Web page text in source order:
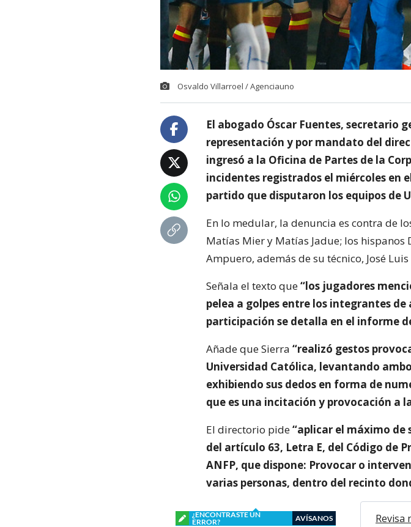
Osvaldo Villarroel / Agenciauno
El abogado Óscar Fuentes, secretario
representación y por mandato del
ingresó a la Oficina de Partes de la
incidentes registrados el miércoles en
partido que disputaron los equipos de
En lo medular, la denuncia es contra de
Matías Mier y Matías Jadue; los hispanos
Ampuero, además de su técnico, José Luis
Señala el texto que“los jugadores
pelea a golpes entre los integrantes
participación se detalla en el informe
Añade que Sierra “realizó gestos
Universidad Católica, levantando
exhibiendo sus dedos en forma de
que es una incitación y provocación a
El directorio pide“aplicar el máximo de
del artículo 63, Letra E, del Código de
ANFP, que dispone: Provocar o
varias personas, dentro del recinto
¿ENCONTRASTE UN
ERROR?
AVÍSANOS Revisa